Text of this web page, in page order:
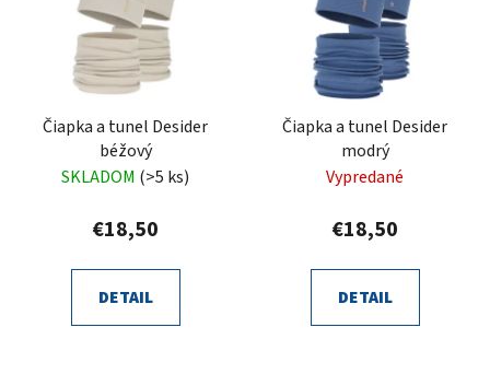
Čiapka a tunel Desider
béžový
SKLADOM (>5 ks)
€18,50
DETAIL
Čiapka a tunel Desider
modrý
Vypredané
€18,50
DETAIL